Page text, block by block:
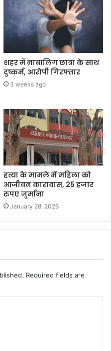
शहर में नाबालिग छात्रा के साथ
दुष्कर्म, आरोपी गिरफ्तार
3 weeks ago
हत्या के मामले में महिला को
आजीवन कारावास, 25 हजार
रुपए जुर्माना
January 28, 2026
Required fields are